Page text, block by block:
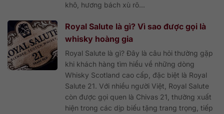
khô, hương bách xù rõ...
Royal Salute là gì? Vì sao được gọi là
whisky hoàng gia
Royal Salute là gì? Đây là câu hỏi thường gặp
khi khách hàng tìm hiểu về những dòng
Whisky Scotland cao cấp, đặc biệt là Royal
Salute 21. Với nhiều người Việt, Royal Salute
còn được gọi quen là Chivas 21, thường xuất
hiện trong các dịp biếu tặng trang trọng, tiếp